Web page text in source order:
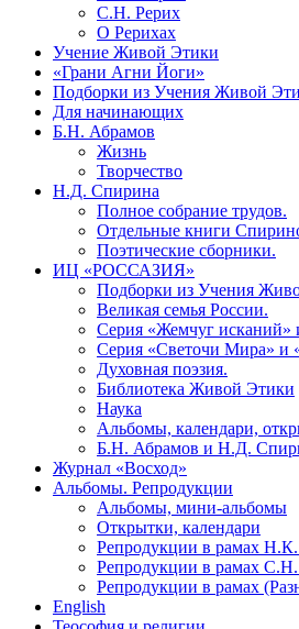
С.Н. Рерих
О Рерихах
Учение Живой Этики
«Грани Агни Йоги»
Подборки из Учения Живой
Для начинающих
Б.Н. Абрамов
Жизнь
Творчество
Н.Д. Спирина
Полное собрание трудов.
Отдельные книги
Поэтические сборники.
ИЦ «РОССАЗИЯ»
Подборки из Учения
Великая семья России.
Серия «Жемчуг исканий»
Серия «Светочи Мира» и
Духовная поэзия.
Библиотека Живой Этики
Наука
Альбомы, календари,
Б.Н. Абрамов и Н.Д.
Журнал «Восход»
Альбомы. Репродукции
Альбомы, мини-альбомы
Открытки, календари
Репродукции в рамах Н.К.
Репродукции в рамах С.Н.
Репродукции в рамах
English